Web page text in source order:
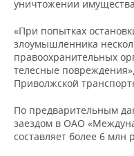
ВУЗЫ ТАТАРСТАНА
КОМУ
ТОРГОВЫЕ ЦЕНТРЫ
ТАТАРСТАНА
БАНКИ
БЮДЖЕТ
ИНВЕСТИЦИИ
МАШИНОСТРОЕНИЕ
НЕФТЕХИМИЯ
НЕФТЬ
ОПК
НОВОСТИ
АВТО
НОВОСТИ АВТО
БИЗНЕС
НОВОСТИ БИЗНЕСА
ТРАНСПОРТ
ТЕХНОЛОГИИ
IT
НОВОСТИ
СПОРТ
уничтожении
«При попытках
злоумышленника
правоохранительных
телесные
Приволжской
По предварительным
заездом в ОАО
составляет более 6 млн